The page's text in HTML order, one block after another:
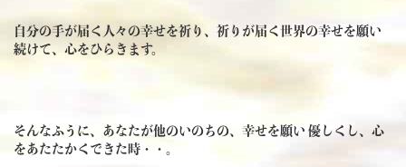
自分の手が届く人々の幸せを祈り、祈りが届く世界の幸せを願い
続けて、心をひらきます。
そんなふうに、あなたが他のいのちの、幸せを願い 優しくし、心
をあたたかくできた時・・。